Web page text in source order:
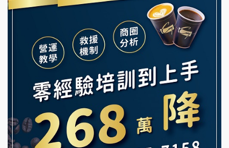
Ramble Café 漫步藍咖啡加盟說明會
微風亭鐵板燒加盟說明會
鮮茶道加盟說明會
【曉妍美妝】誠徵行政櫃檯
自助洗衣店誠徵代洗收送人員(台中市)
MUSHEN徵SPA美容芳療師
Mr.Wish加盟說明會
白鬍泡泡 BOHO POPO加盟說明會
雞咕雞咕加盟說明會
TEA TOP加盟說明會